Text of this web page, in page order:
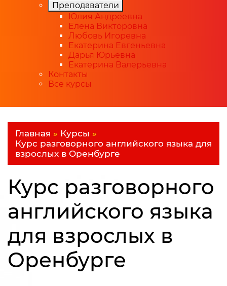
Преподаватели
Юлия Андреевна
Елена Викторовна
Любовь Игоревна
Екатерина Евгеньевна
Дарья Юрьевна
Екатерина Валерьевна
Контакты
Все курсы
Главная » Курсы »
Курс разговорного английского языка для
взрослых в Оренбурге
Курс разговорного
английского языка
для взрослых в
Оренбурге